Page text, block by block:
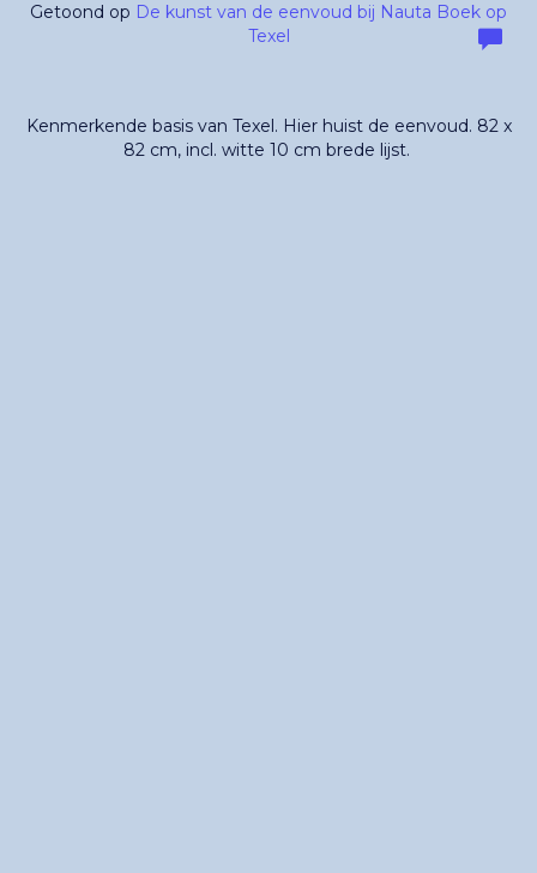
Getoond op De kunst van de eenvoud bij Nauta Boek op
Texel
Kenmerkende basis van Texel. Hier huist de eenvoud. 82 x
82 cm, incl. witte 10 cm brede lijst.